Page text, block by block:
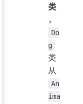
类
，
Do
g
类
从
An
ima